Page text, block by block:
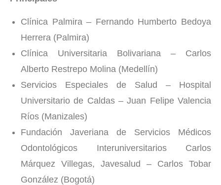
Clínica Palmira – Fernando Humberto Bedoya
Herrera (Palmira)
Clínica Universitaria Bolivariana – Carlos
Alberto Restrepo Molina (Medellín)
Servicios Especiales de Salud – Hospital
Universitario de Caldas – Juan Felipe Valencia
Ríos (Manizales)
Fundación Javeriana de Servicios Médicos
Odontológicos Interuniversitarios Carlos
Márquez Villegas, Javesalud – Carlos Tobar
González (Bogotá)